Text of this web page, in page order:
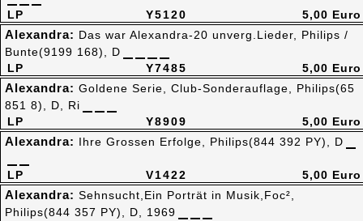
Y5120
LP 5,00 Euro
Y7485
LP
Alexandra: Das war Alexandra-20 unverg.Lieder, Philips /
Bunte(9199 168), D
5,00 Euro
Y8909
LP
Alexandra: Goldene Serie, Club-Sonderauflage, Philips(65
851 8), D, Ri
5,00 Euro
V1422
LP
Alexandra: Ihre Grossen Erfolge, Philips(844 392 PY), D
5,00 Euro
Alexandra: Sehnsucht,Ein Porträt in Musik,Foc²,
Philips(844 357 PY), D, 1969